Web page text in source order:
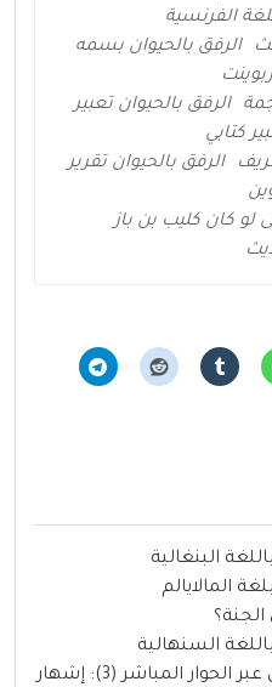
الفرنسية
الرفق بالحيوان بسمه
الرفق بالحيوان تعبير
كتابي
الرفق بالحيوان تقرير
لو كان كليب بن باز
البنغالية
المالايالم
السنهالية
سلسلة قصص المهتدين عبر الحوار المباشر (3): إشهار